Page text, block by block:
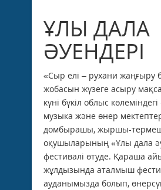
ҰЛЫ ДАЛА
ӘУЕНДЕРІ
«Сыр елі – рухани жаңғыру
жобасын жүзеге асыру
күні бүкіл облыс
музыка және өнер
домбырашы, жыршы-
оқушыларының «Ұлы дала
фестивалі өтуде. Қараша
жұлдызында аталмыш
ауданымызда болып,